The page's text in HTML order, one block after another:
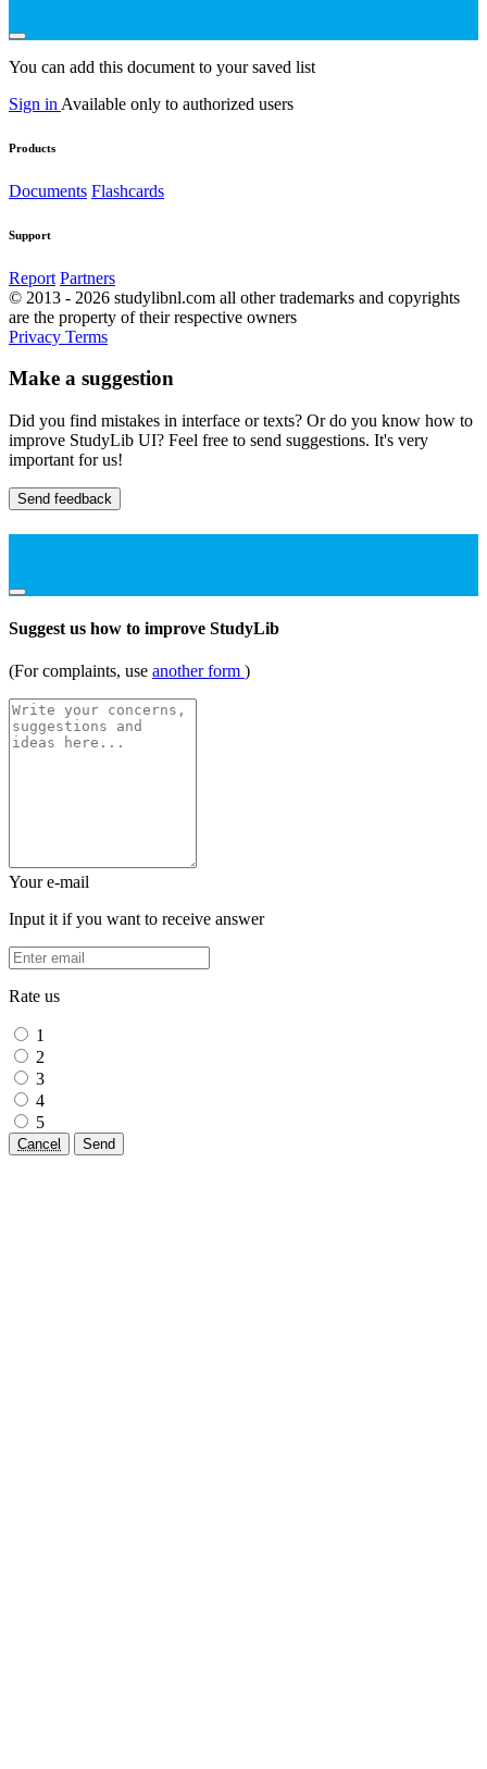
You can add this document to your saved list
Sign in Available only to authorized users
Products
Documents Flashcards
Support
Report Partners
© 2013 - 2026 studylibnl.com all other trademarks and copyrights
are the property of their respective owners
Privacy Terms
Make a suggestion
Did you find mistakes in interface or texts? Or do you know how to
improve StudyLib UI? Feel free to send suggestions. It's very
important for us!
Send feedback
Suggest us how to improve StudyLib
(For complaints, use another form )
Your e-mail
Input it if you want to receive answer
Rate us
1
2
3
4
5
Cancel Send